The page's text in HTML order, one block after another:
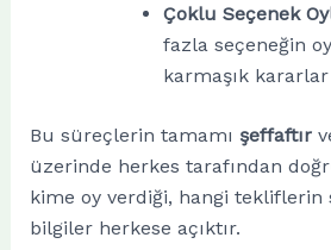
Çoklu Seçenek
fazla seçeneğin
karmaşık
Bu süreçlerin tamamı şeffaftır
üzerinde herkes tarafından
kime oy verdiği, hangi
bilgiler herkese açıktır.